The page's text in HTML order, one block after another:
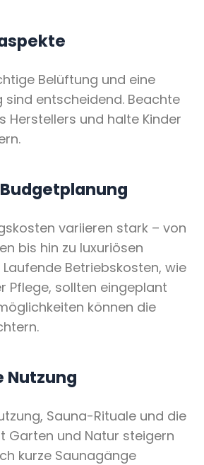
Belüftung und eine
sind entscheidend. Beachte
Herstellers und halte Kinder
variieren stark – von
bis hin zu luxuriösen
Betriebskosten, wie
Pflege, sollten eingeplant
können die
Nutzung
Sauna-Rituale und die
Garten und Natur steigern
kurze Saunagänge